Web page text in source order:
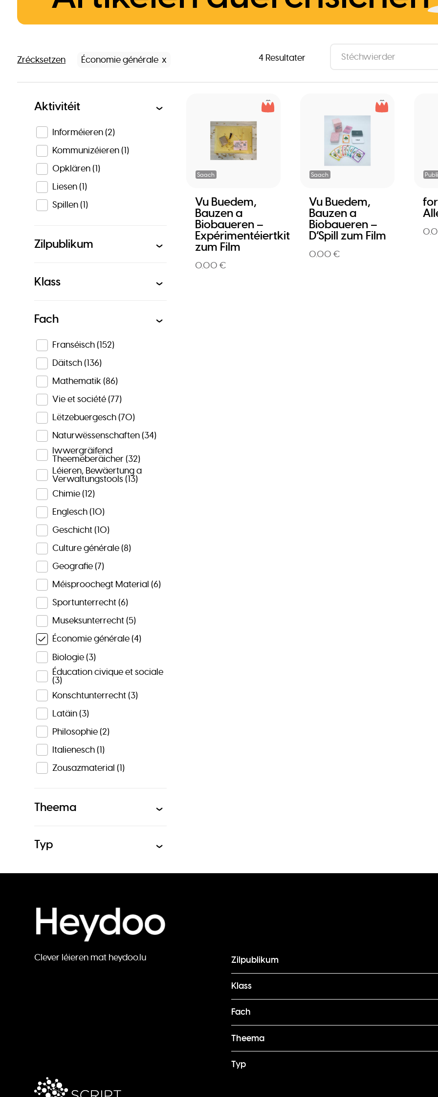
Zrécksetzen Économie générale 4 Resultater
Saach
Vu Buedem,
Bauzen a
Biobaueren –
Expérimentéiertkit
zum Film
0.00 €
Saach
Vu Buedem,
Bauzen a
Biobaueren –
D’Spill zum Film
0.00 €
Aktivitéit
Informéieren(2)
Kommunizéieren(1)
Opklären(1)
Liesen(1)
Spillen(1)
Zilpublikum
Klass
Fach
Franséisch(152)
Däitsch(136)
Mathematik (86)
Vie et société(77)
Lëtzebuergesch(70)
Naturwëssenschaften(34)
Iwwergräifend
Theemeberäicher(32)
Léieren, Bewäertung a
Verwaltungstools (13)
Chimie(12)
Englesch(10)
Geschicht(10)
Culture générale(8)
Geografie(7)
Méisproochegt Material (6)
Sportunterrecht(6)
Museksunterrecht(5)
Économie générale(4)
Biologie(3)
Éducation civique et sociale
(3)
Konschtunterrecht(3)
Latäin(3)
Philosophie(2)
Italienesch(1)
Zousazmaterial (1)
Theema
Typ
Clever léieren mat heydoo.lu Zilpublikum
Klass
Fach
Theema
Typ